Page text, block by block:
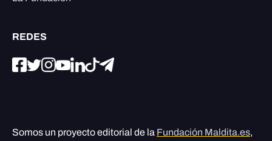
REDES
Somos un proyecto editorial de la Fundación Maldita.es,